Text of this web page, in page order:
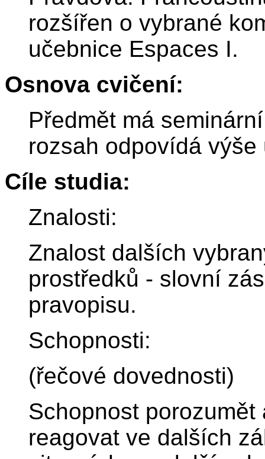
rozšířen o vybrané
učebnice Espaces I.
Osnova cvičení:
Předmět má
rozsah odpovídá
Cíle studia:
Znalosti:
Znalost dalších
prostředků - slovní
pravopisu.
Schopnosti:
(řečové dovednosti)
Schopnost
reagovat ve dalších